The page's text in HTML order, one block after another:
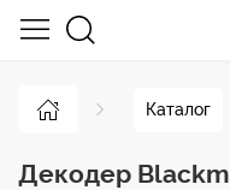
Каталог
Декодер